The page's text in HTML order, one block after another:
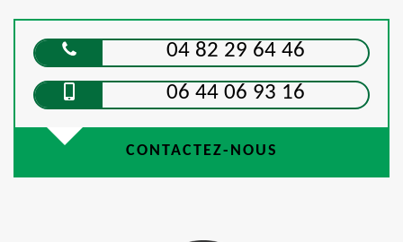
04 82 29 64 46
06 44 06 93 16
CONTACTEZ-NOUS